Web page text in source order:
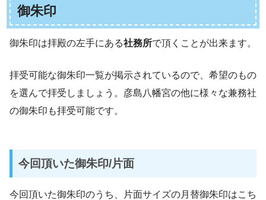
御朱印
御朱印は拝殿の左手にある社務所で頂くことが出来ます。
拝受可能な御朱印一覧が掲示されているので、希望のもの
を選んで拝受しましょう。彦島八幡宮の他に様々な兼務社
の御朱印も拝受可能です。
今回頂いた御朱印/片面
今回頂いた御朱印のうち、片面サイズの月替御朱印はこち